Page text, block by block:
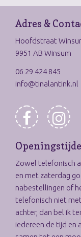
Adres &
Hoofdstraat
9951 AB Winsum
06 29 424 845
info@tinalantink.nl
Zowel telefonisch
en met zaterdag
nabestellingen of
telefonisch niet
achter, dan bel ik
iedereen de tijd en